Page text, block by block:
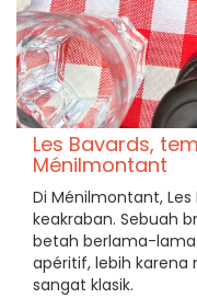
Les Bavards,
Ménilmontant
Di Ménilmontant,
keakraban. Sebuah
betah berlama-
apéritif, lebih
sangat klasik.